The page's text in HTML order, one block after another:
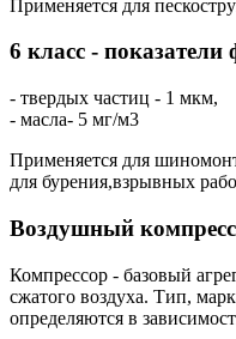
Применяется для
6 класс -
- твердых частиц - 1 мкм,
- масла- 5 мг/м3
Применяется для
для бурения,взрывных
Воздушный
Компрессор - базовый
сжатого воздуха. Тип,
определяются в